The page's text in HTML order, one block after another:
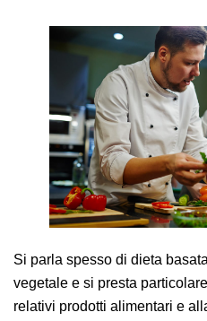
Si parla spesso di dieta
vegetale e si presta
relativi prodotti alimentari e